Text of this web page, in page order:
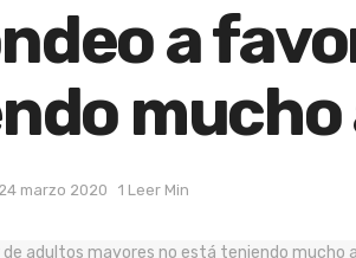
a
mucho
24 marzo 2020 1 Leer Min